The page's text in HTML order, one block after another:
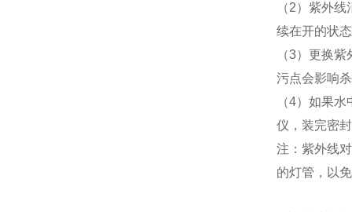
（2）紫外
续在开的状
（3）更换
污点会影响
（4）如果
仪，装完密
注：紫外线
的灯管，以